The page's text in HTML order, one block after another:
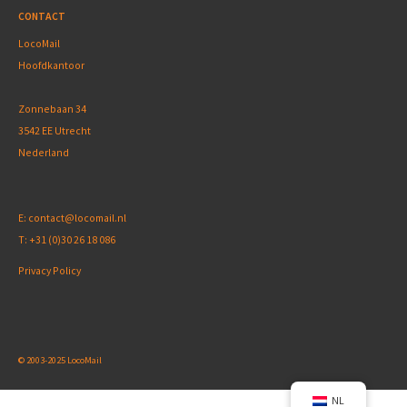
CONTACT
LocoMail
Hoofdkantoor
Zonnebaan 34
3542 EE Utrecht
Nederland
E: contact@locomail.nl
T: +31 (0)30 26 18 086
Privacy Policy
© 2003-2025 LocoMail
NL